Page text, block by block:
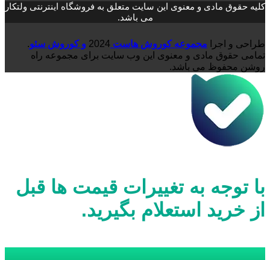
کلیه حقوق مادی و معنوی این سایت متعلق به فروشگاه اینترنتی ولتکار
می باشد.
طراحی و اجرا مجموعه کوروش هاست 2024 و کوروش سئو.
تمامی حقوق مادی و معنوی این وب سایت برای مجموعه راه
روشن محفوظ می باشد.
با توجه به تغییرات قیمت ها قبل
از خرید استعلام بگیرید.